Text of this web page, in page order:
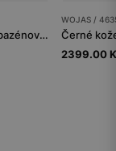
Černé ažurové bazénové baleríny RELAKS
WOJAS /
2399.00